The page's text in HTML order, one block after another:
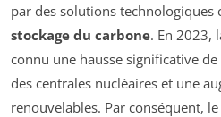
par des solutions technologiques
stockage du carbone. En 2023,
connu une hausse significative
des centrales nucléaires et une
renouvelables. Par conséquent,